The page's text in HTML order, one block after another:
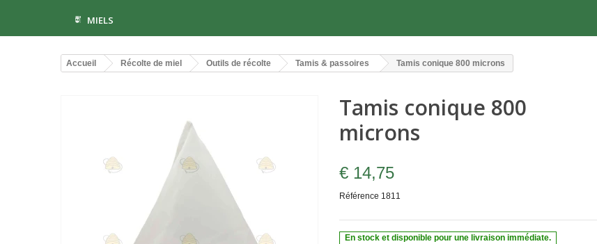
MIELS
Accueil Récolte de miel Outils de récolte Tamis & passoires Tamis conique 800 microns
Tamis conique 800
microns
€ 14,75
Référence 1811
En stock et disponible pour une livraison immédiate.